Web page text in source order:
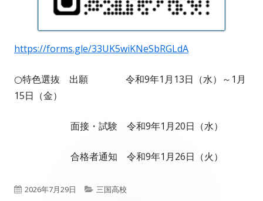
https://forms.gle/33UK5wiKNeSbRGLdA
○特色選抜 出願 令和9年1月13日（水）～1月
15日（金）
面接・試験 令和9年1月20日（水）
合格者通知 令和9年1月26日（火）
公
2026年7月29日
カ
三国高校